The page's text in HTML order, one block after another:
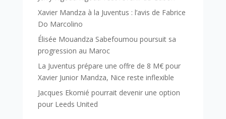
Xavier Mandza à la Juventus : l’avis de Fabrice
Do Marcolino
Élisée Mouandza Sabefoumou poursuit sa
progression au Maroc
La Juventus prépare une offre de 8 M€ pour
Xavier Junior Mandza, Nice reste inflexible
Jacques Ekomié pourrait devenir une option
pour Leeds United